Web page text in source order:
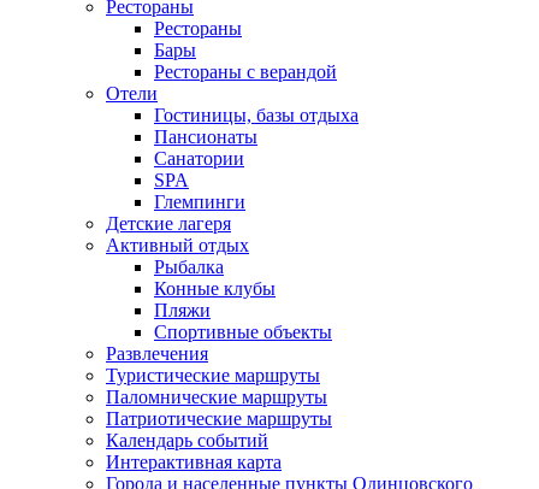
Рестораны
Рестораны
Бары
Рестораны с верандой
Отели
Гостиницы, базы отдыха
Пансионаты
Санатории
SPA
Глемпинги
Детские лагеря
Активный отдых
Рыбалка
Конные клубы
Пляжи
Спортивные объекты
Развлечения
Туристические маршруты
Паломнические маршруты
Патриотические маршруты
Календарь событий
Интерактивная карта
Города и населенные пункты Одинцовского